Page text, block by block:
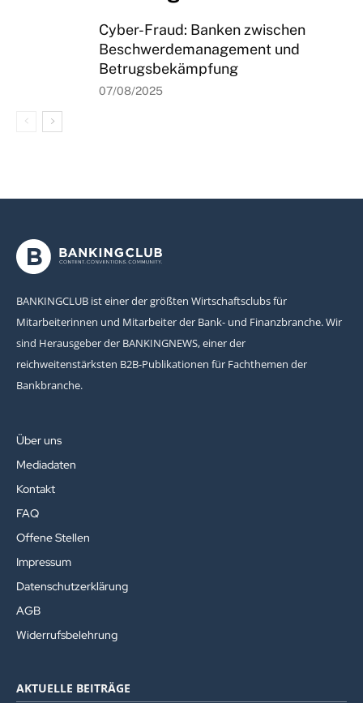
Cyber-Fraud: Banken zwischen
Beschwerdemanagement und
Betrugsbekämpfung
07/08/2025
BANKINGCLUB ist einer der größten Wirtschaftsclubs für
Mitarbeiterinnen und Mitarbeiter der Bank- und Finanzbranche. Wir
sind Herausgeber der BANKINGNEWS, einer der
reichweitenstärksten B2B-Publikationen für Fachthemen der
Bankbranche.
Über uns
Mediadaten
Kontakt
FAQ
Offene Stellen
Impressum
Datenschutzerklärung
AGB
Widerrufsbelehrung
AKTUELLE BEITRÄGE